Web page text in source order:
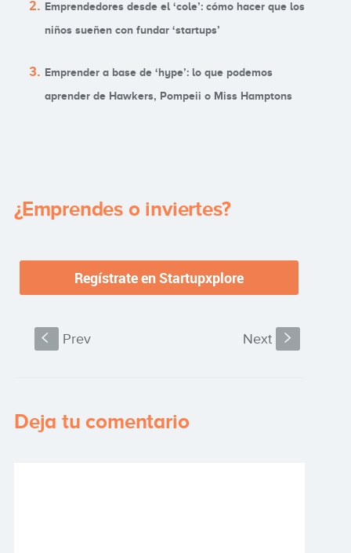
Emprendedores desde el ‘cole’: cómo hacer que los
niños sueñen con fundar ‘startups’
Emprender a base de ‘hype’: lo que podemos
aprender de Hawkers, Pompeii o Miss Hamptons
¿Emprendes o inviertes?
S Prev Next s
Deja tu comentario